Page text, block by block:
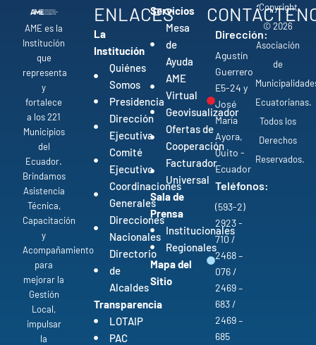
AME es la
Institución
que
representa
y
fortalece
a los 221
Municipios
del
Ecuador.
Brindamos
Asistencia
Técnica,
Capacitación
y
Acompañamiento
para
mejorar la
Gestión
Local,
impulsar
la
ENLACES
La
Institución
Quiénes
Somos
Presidencia
Dirección
Ejecutiva
Comité
Ejecutivo
Coordinaciones
Generales
Direcciones
Nacionales
Directorio
de
Alcaldes
Transparencia
LOTAIP
PAC
Servicios
Mesa
de
Ayuda
AME
Virtual
Geovisualizador
Ofertas de
Cooperación
Facturador
Universal
Sala de
Prensa
Institucionales
Regionales
Mapa del
Sitio
Dirección:
Agustín
Guerrero
E5-24 y
José
María
Ayora,
Quito -
Ecuador
Teléfonos:
(593-2)
2923 -
710 /
2468 –
076 /
2469 –
683 /
2469 –
685
Copyright
© 2026
Asociación
de
Ecuatorianas.
Todos los
Derechos
Reservados.